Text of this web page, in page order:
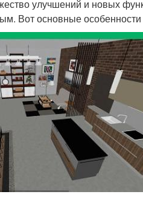
улучшений и новых
Вот основные особенности